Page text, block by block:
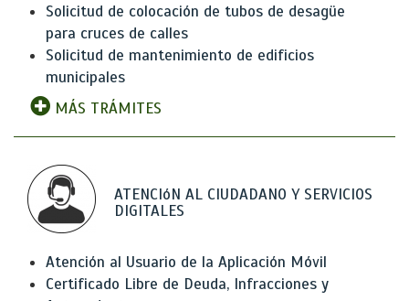
Solicitud de colocación de tubos de desagüe
para cruces de calles
Solicitud de mantenimiento de edificios
municipales
MÁS TRÁMITES
ATENCIóN AL CIUDADANO Y SERVICIOS
DIGITALES
Atención al Usuario de la Aplicación Móvil
Certificado Libre de Deuda, Infracciones y